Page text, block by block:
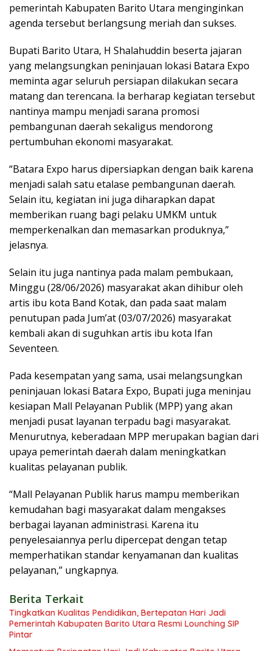
pemerintah Kabupaten Barito Utara menginginkan
agenda tersebut berlangsung meriah dan sukses.
Bupati Barito Utara, H Shalahuddin beserta jajaran
yang melangsungkan peninjauan lokasi Batara Expo
meminta agar seluruh persiapan dilakukan secara
matang dan terencana. Ia berharap kegiatan tersebut
nantinya mampu menjadi sarana promosi
pembangunan daerah sekaligus mendorong
pertumbuhan ekonomi masyarakat.
“Batara Expo harus dipersiapkan dengan baik karena
menjadi salah satu etalase pembangunan daerah.
Selain itu, kegiatan ini juga diharapkan dapat
memberikan ruang bagi pelaku UMKM untuk
memperkenalkan dan memasarkan produknya,”
jelasnya.
Selain itu juga nantinya pada malam pembukaan,
Minggu (28/06/2026) masyarakat akan dihibur oleh
artis ibu kota Band Kotak, dan pada saat malam
penutupan pada Jum’at (03/07/2026) masyarakat
kembali akan di suguhkan artis ibu kota Ifan
Seventeen.
Pada kesempatan yang sama, usai melangsungkan
peninjauan lokasi Batara Expo, Bupati juga meninjau
kesiapan Mall Pelayanan Publik (MPP) yang akan
menjadi pusat layanan terpadu bagi masyarakat.
Menurutnya, keberadaan MPP merupakan bagian dari
upaya pemerintah daerah dalam meningkatkan
kualitas pelayanan publik.
“Mall Pelayanan Publik harus mampu memberikan
kemudahan bagi masyarakat dalam mengakses
berbagai layanan administrasi. Karena itu
penyelesaiannya perlu dipercepat dengan tetap
memperhatikan standar kenyamanan dan kualitas
pelayanan,” ungkapnya.
Berita Terkait
Tingkatkan Kualitas Pendidikan, Bertepatan Hari Jadi
Pemerintah Kabupaten Barito Utara Resmi Lounching SIP
Pintar